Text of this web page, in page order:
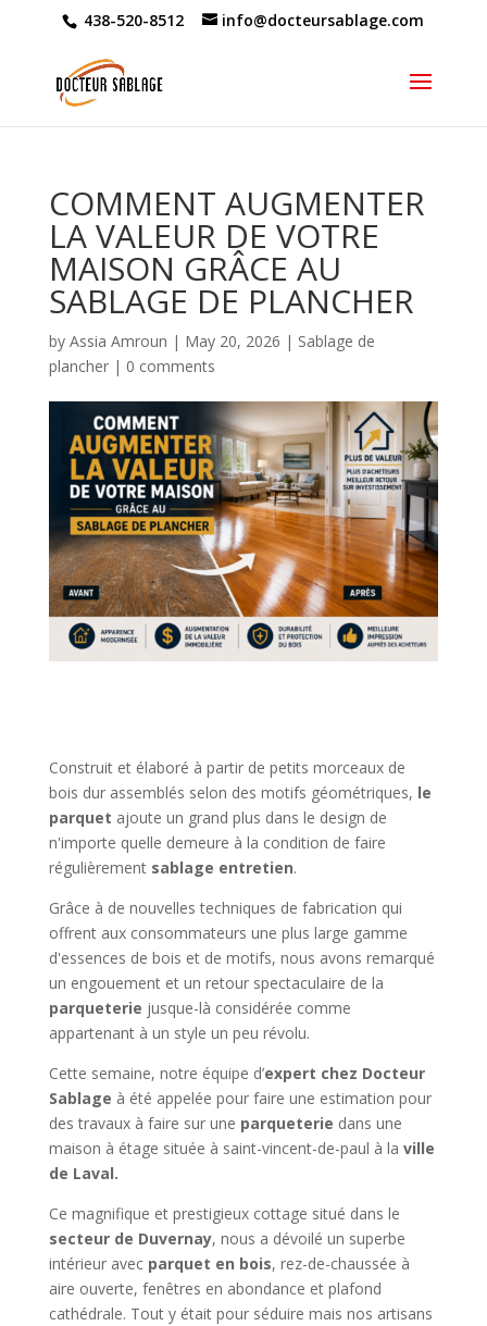
438-520-8512 info@docteursablage.com
COMMENT AUGMENTER
LA VALEUR DE VOTRE
MAISON GRÂCE AU
SABLAGE DE PLANCHER
by Assia Amroun | May 20, 2026 | Sablage de
plancher| 0 comments
Construit et élaboré à partir de petits morceaux de
bois dur assemblés selon des motifs géométriques, le
parquet ajoute un grand plus dans le design de
n'importe quelle demeure à la condition de faire
régulièrement sablage entretien.
Grâce à de nouvelles techniques de fabrication qui
offrent aux consommateurs une plus large gamme
d'essences de bois et de motifs, nous avons remarqué
un engouement et un retour spectaculaire de la
parqueterie jusque-là considérée comme
appartenant à un style un peu révolu.
Cette semaine, notre équipe d’expert chez Docteur
Sablage à été appelée pour faire une estimation pour
des travaux à faire sur une parqueterie dans une
maison à étage située à saint-vincent-de-paul à la ville
de Laval.
Ce magnifique et prestigieux cottage situé dans le
secteur de Duvernay, nous a dévoilé un superbe
intérieur avec parquet en bois, rez-de-chaussée à
aire ouverte, fenêtres en abondance et plafond
cathédrale. Tout y était pour séduire mais nos artisans